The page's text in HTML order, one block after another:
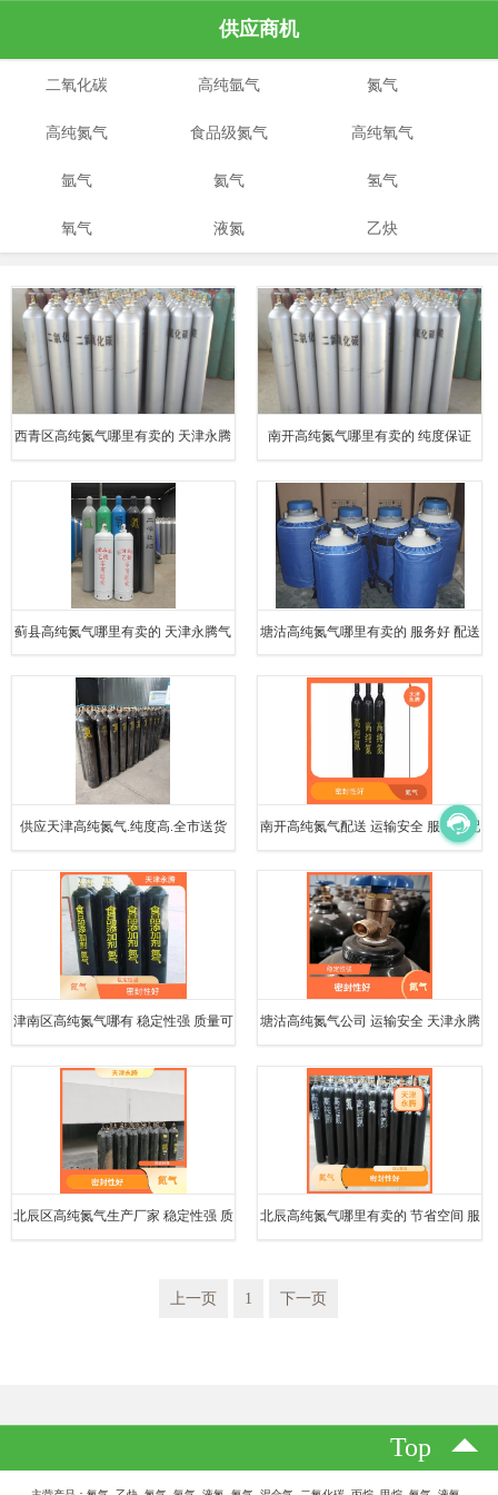
供应商机
二氧化碳 高纯氩气 氮气
高纯氮气 食品级氮气 高纯氧气
氩气 氦气 氢气
氧气 液氮 乙炔
西青区高纯氮气哪里有卖的 天津永腾 南开高纯氮气哪里有卖的 纯度保证
蓟县高纯氮气哪里有卖的 天津永腾气 塘沽高纯氮气哪里有卖的 服务好 配送
供应天津高纯氮气.纯度高.全市送货 南开高纯氮气配送 运输安全 服务好配
送快
津南区高纯氮气哪有 稳定性强 质量可 塘沽高纯氮气公司 运输安全 天津永腾
北辰区高纯氮气生产厂家 稳定性强 质 北辰高纯氮气哪里有卖的 节省空间 服
上一页 1 下一页
Top